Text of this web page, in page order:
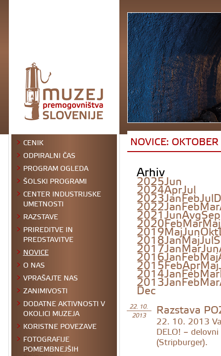
CENIK
ODPIRALNI ČAS
PROGRAM OGLEDA
ŠOLSKI PROGRAMI
CENTER INDUSTRIJSKE
UMETNOSTI
RAZSTAVE
PRIREDITVE IN
PREDSTAVITVE
NOVICE
O NAS
VPRAŠAJTE NAS
ZANIMIVOSTI
DODATNE AKTIVNOSTI V
OKOLICI MUZEJA
KORISTNE POVEZAVE
FOTOGRAFIJE
POMEMBNEJŠIH
NOVICE:
Arhiv
2025Jun
2024AprJul
2023JanFebJul
2022JanFebMar
2021JunAvgSep
2020FebMarMaj
2019MajJunOkt
2018JanMajJul
2017JanMarJun
2016JanFebMaj
2015FebAprMaj
2014JanFebMar
2013JanFebMar
Dec
22. 10.
2013
Razstava
22. 10. 2013
DELO! –
(Stripburger).